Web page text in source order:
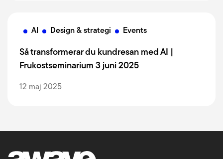
AI Design & strategi Events
Så transformerar du kundresan med AI |
Frukostseminarium 3 juni 2025
12 maj 2025